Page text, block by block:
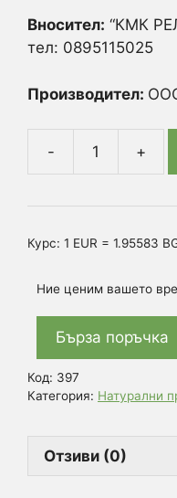
Вносител: “КМК
тел: 0895115025
Производител:
–
Курс: 1 EUR = 1.95583
Ние ценим вашето
Бърза поръчка
Код: 397
Категория: Натурални
Отзиви (0)